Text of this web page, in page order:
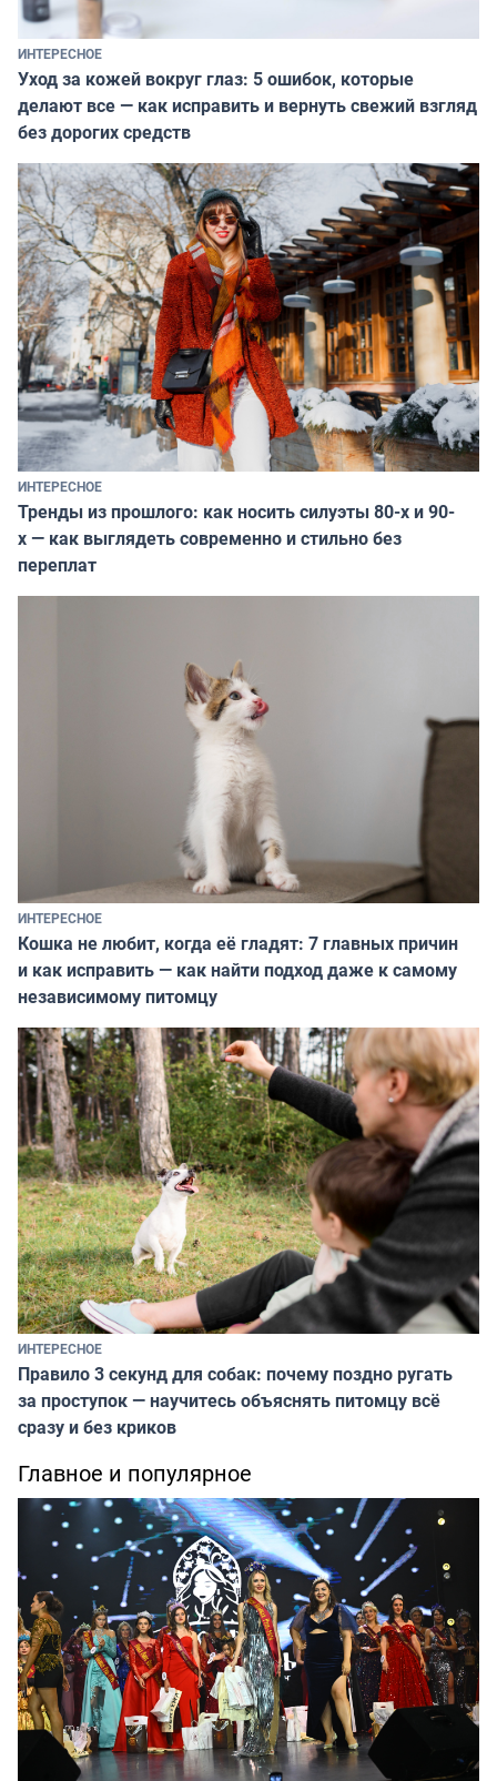
ИНТЕРЕСНОЕ
Уход за кожей вокруг глаз: 5 ошибок, которые
делают все — как исправить и вернуть свежий взгляд
без дорогих средств
ИНТЕРЕСНОЕ
Тренды из прошлого: как носить силуэты 80-х и 90-
х — как выглядеть современно и стильно без
переплат
ИНТЕРЕСНОЕ
Кошка не любит, когда её гладят: 7 главных причин
и как исправить — как найти подход даже к самому
независимому питомцу
ИНТЕРЕСНОЕ
Правило 3 секунд для собак: почему поздно ругать
за проступок — научитесь объяснять питомцу всё
сразу и без криков
Главное и популярное